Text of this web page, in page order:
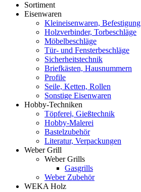
Sortiment
Eisenwaren
Kleineisenwaren, Befestigung
Holzverbinder, Torbeschläge
Möbelbeschläge
Tür- und Fensterbeschläge
Sicherheitstechnik
Briefkästen, Hausnummern
Profile
Seile, Ketten, Rollen
Sonstige Eisenwaren
Hobby-Techniken
Töpferei, Gießtechnik
Hobby-Malerei
Bastelzubehör
Literatur, Verpackungen
Weber Grill
Weber Grills
Gasgrills
Weber Zubehör
WEKA Holz